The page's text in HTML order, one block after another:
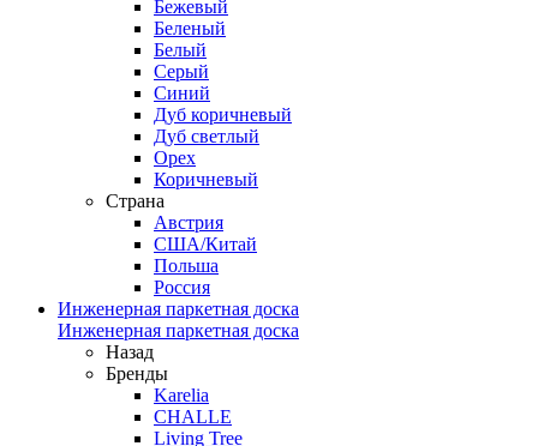
Бежевый
Беленый
Белый
Серый
Синий
Дуб коричневый
Дуб светлый
Орех
Коричневый
Страна
Австрия
США/Китай
Польша
Россия
Инженерная паркетная доска
Инженерная паркетная доска
Назад
Бренды
Karelia
CHALLE
Living Tree